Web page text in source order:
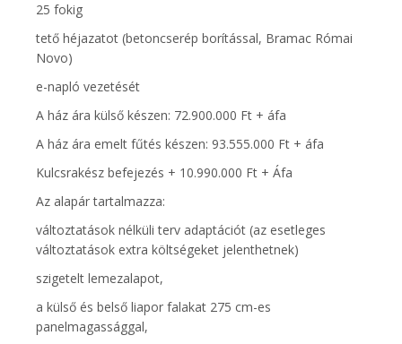
25 fokig
tető héjazatot (betoncserép borítással, Bramac Római
Novo)
e-napló vezetését
A ház ára külső készen: 72.900.000 Ft + áfa
A ház ára emelt fűtés készen: 93.555.000 Ft + áfa
Kulcsrakész befejezés + 10.990.000 Ft + Áfa
Az alapár tartalmazza:
változtatások nélküli terv adaptációt (az esetleges
változtatások extra költségeket jelenthetnek)
szigetelt lemezalapot,
a külső és belső liapor falakat 275 cm-es
panelmagassággal,